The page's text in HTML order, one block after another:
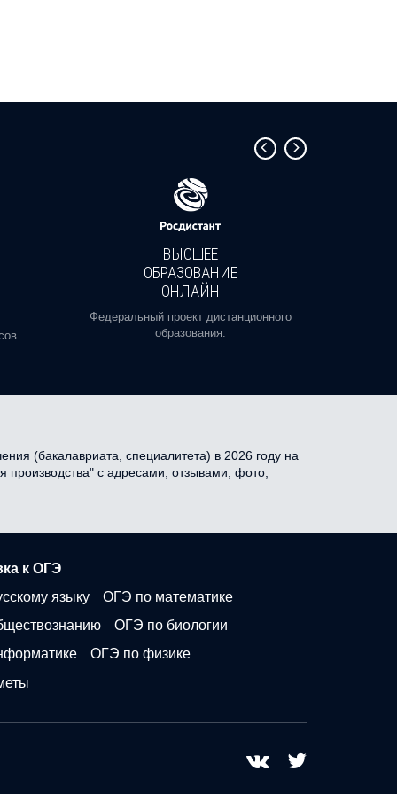
ВЫСШЕЕ
ОБРАЗОВАНИЕ
ОНЛАЙН
Федеральный проект дистанционного
образования.
(бакалавриата, специалитета) в 2026 году на
производства" с адресами, отзывами, фото,
к ОГЭ
языку
ОГЭ по математике
ОГЭ по биологии
ОГЭ по физике